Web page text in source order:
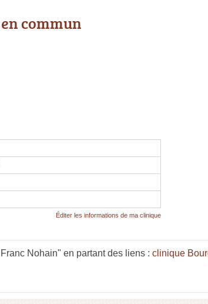
commun
Éditer les informations de ma clinique
Nohain" en partant des liens : clinique